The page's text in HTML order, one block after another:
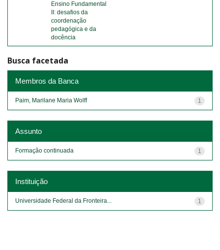
Ensino Fundamental
II: desafios da
coordenação
pedagógica e da
docência
Busca facetada
Membros da Banca
1
Paim, Marilane Maria Wolff
Assunto
1
Formação continuada
Instituição
1
Universidade Federal da Fronteira...